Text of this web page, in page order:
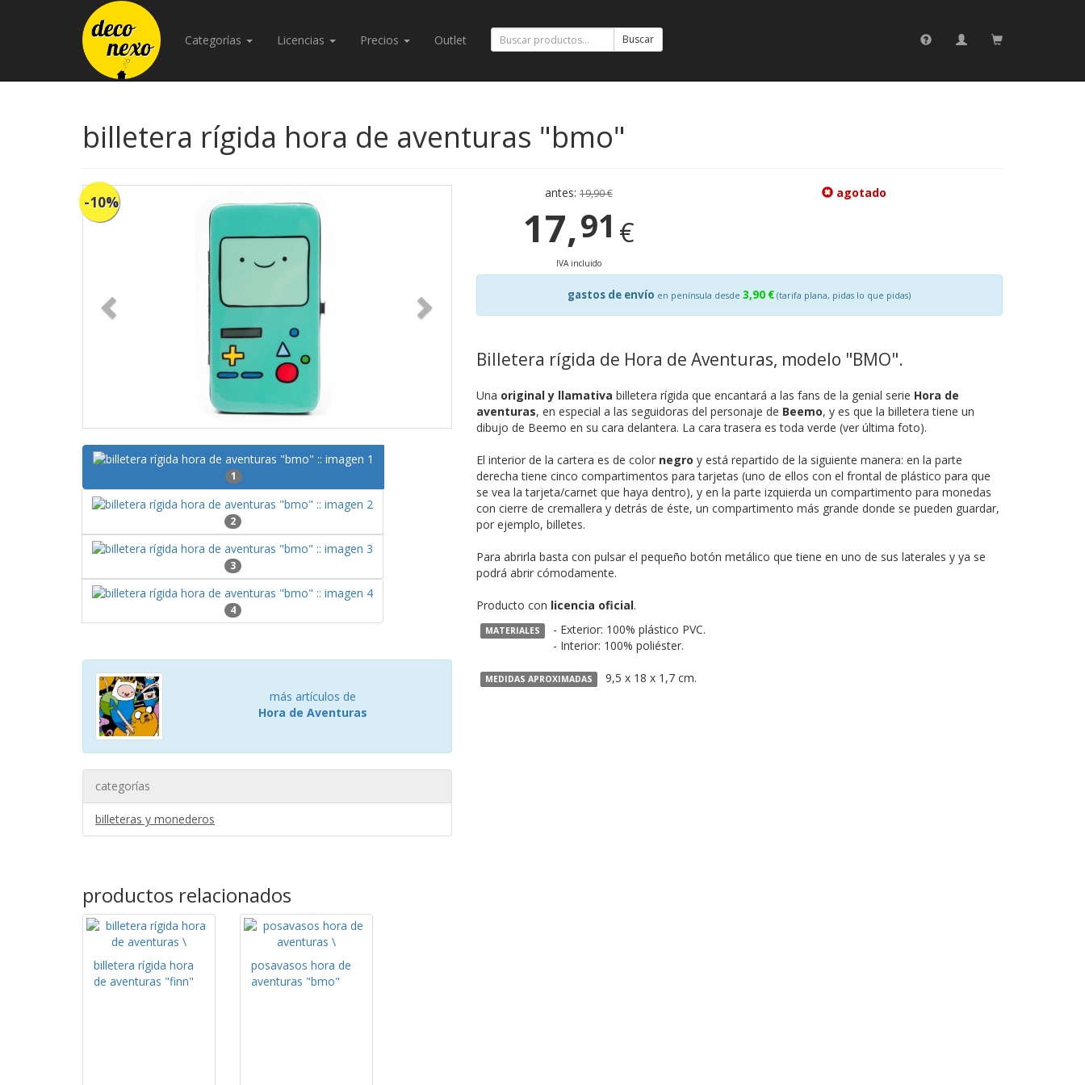
Categorías Licencias Precios Outlet Buscar
billetera rígida hora de aventuras "bmo"
-10%
1
2
3
4
más artículos de
Hora de Aventuras
categorías
billeteras y monederos
antes:19,90 €
17,91 €
IVA incluido
agotado
gastos de envío en península desde 3,90 € (tarifa plana, pidas lo que pidas)
Billetera rígida de Hora de Aventuras, modelo "BMO".
Una original y llamativa billetera rígida que encantará a las fans de la genial serie Hora de
aventuras, en especial a las seguidoras del personaje de Beemo, y es que la billetera tiene un
dibujo de Beemo en su cara delantera. La cara trasera es toda verde (ver última foto).
El interior de la cartera es de color negro y está repartido de la siguiente manera: en la parte
derecha tiene cinco compartimentos para tarjetas (uno de ellos con el frontal de plástico para que
se vea la tarjeta/carnet que haya dentro), y en la parte izquierda un compartimento para monedas
con cierre de cremallera y detrás de éste, un compartimento más grande donde se pueden guardar,
por ejemplo, billetes.
Para abrirla basta con pulsar el pequeño botón metálico que tiene en uno de sus laterales y ya se
podrá abrir cómodamente.
Producto con licencia oficial.
MATERIALES
- Exterior: 100% plástico PVC.
- Interior: 100% poliéster.
MEDIDAS APROXIMADAS 9,5 x 18 x 1,7 cm.
productos relacionados
billetera rígida hora
de aventuras "finn"
posavasos hora de
aventuras "bmo"